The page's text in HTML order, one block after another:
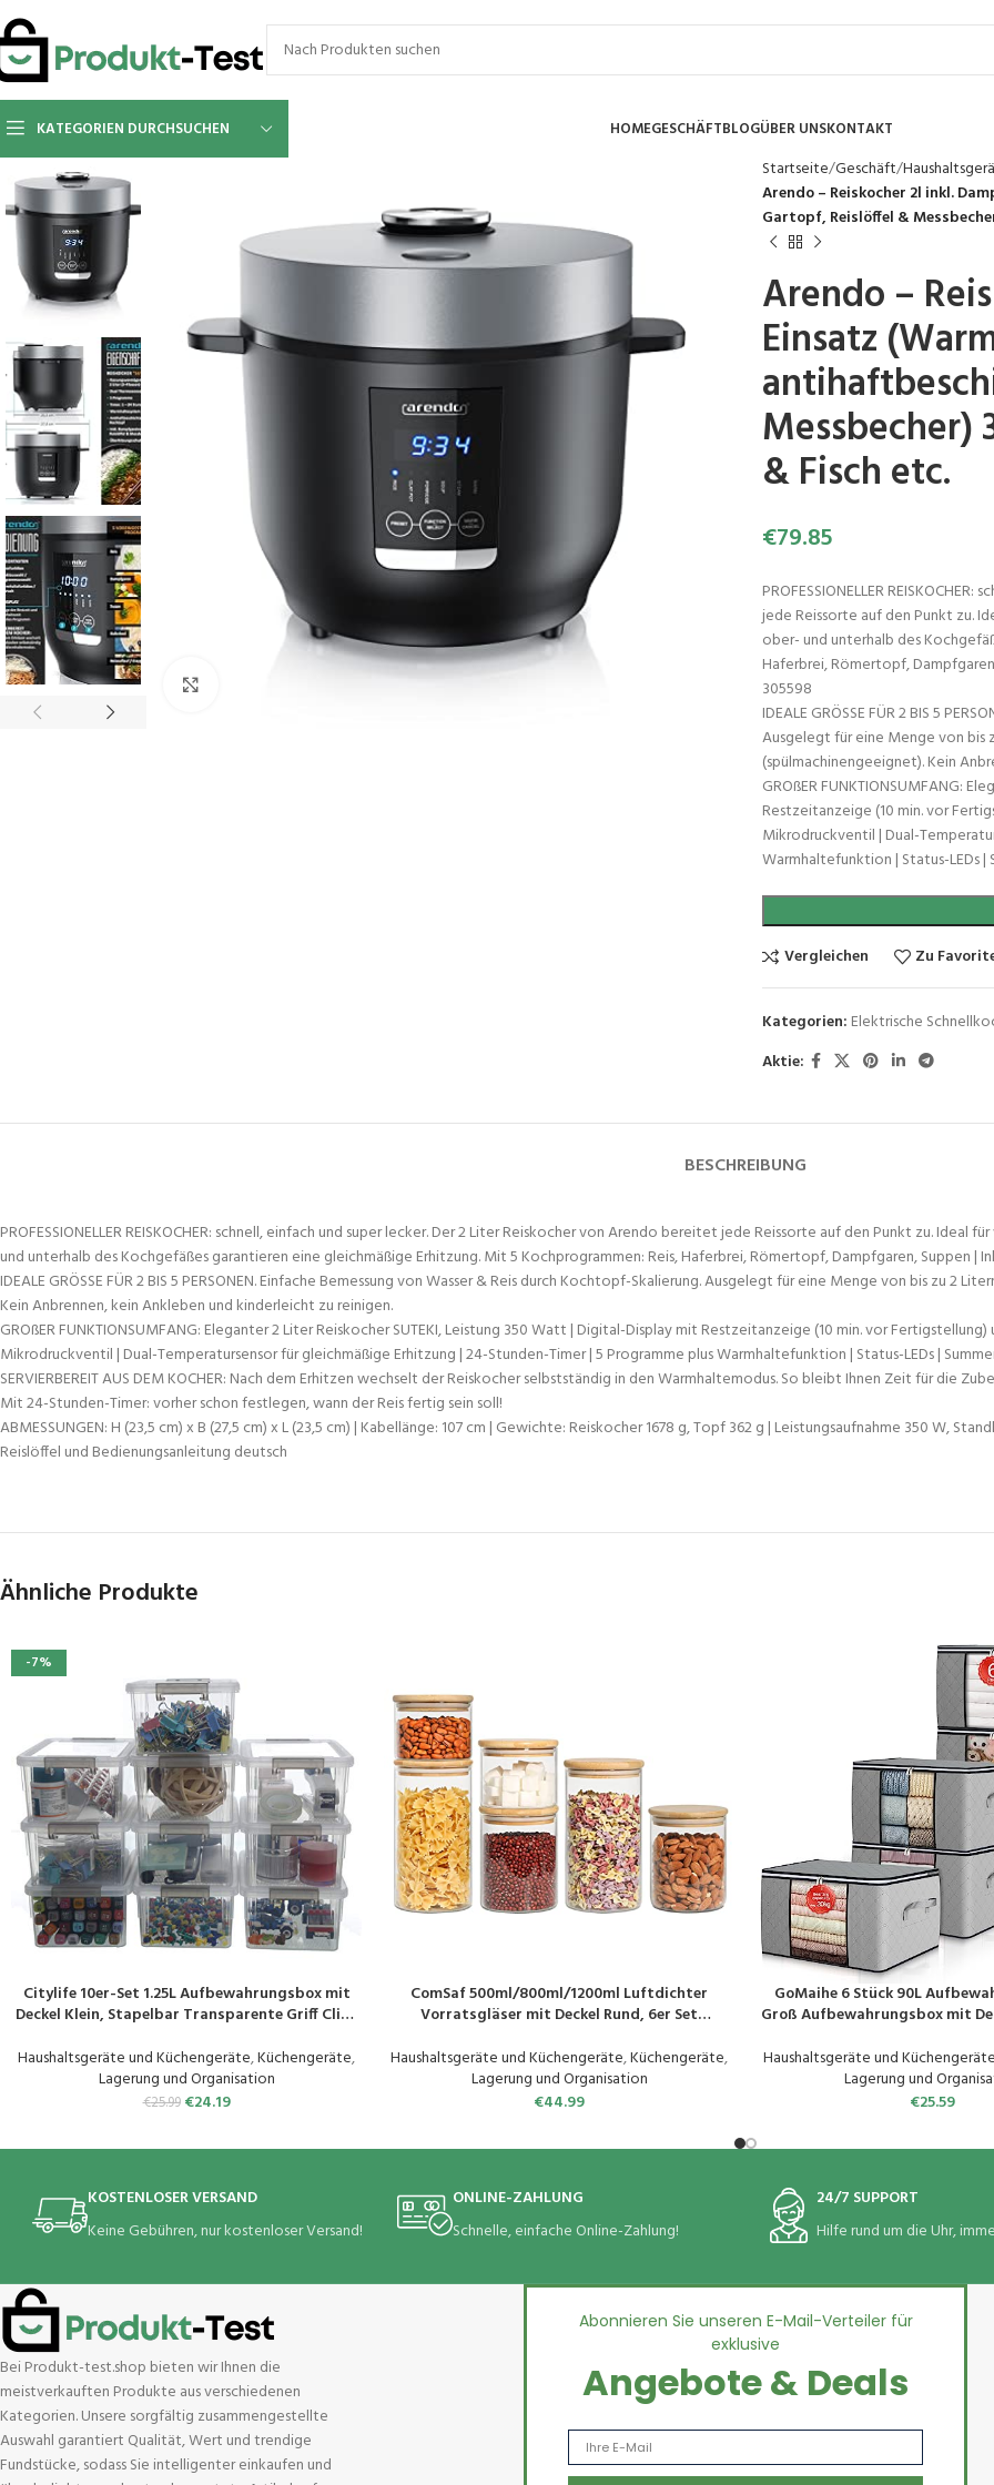
KATEGORIEN DURCHSUCHEN HOMEGESCHÄFTBLOGÜBER UNSKONTAKT
Startseite Geschäft
Arendo – Reiskocher 2l inkl.
Gartopf, Reislöffel &
Arendo –
Einsatz
Messbecher)
& Fisch etc.
€79.85
PROFESSIONELLER
jede Reissorte auf den Punkt zu.
ober- und unterhalb des
Haferbrei, Römertopf,
305598
IDEALE GRÖSSE FÜR 2 BIS 5
Ausgelegt für eine Menge von
(spülmachinengeeignet). Kein
GROßER FUNKTIONSUMFANG:
Restzeitanzeige (10 min. vor
Mikrodruckventil | Dual-
Warmhaltefunktion | Status-LEDs
Vergleichen Zu
Kategorien: Elektrische
Aktie:
BESCHREIBUNG
PROFESSIONELLER REISKOCHER: schnell, einfach und super lecker. Der 2 Liter Reiskocher von Arendo bereitet jede Reissorte auf den Punkt zu. Ideal
und unterhalb des Kochgefäßes garantieren eine gleichmäßige Erhitzung. Mit 5 Kochprogrammen: Reis, Haferbrei, Römertopf, Dampfgaren, Suppen |
IDEALE GRÖSSE FÜR 2 BIS 5 PERSONEN. Einfache Bemessung von Wasser & Reis durch Kochtopf-Skalierung. Ausgelegt für eine Menge von bis zu
Kein Anbrennen, kein Ankleben und kinderleicht zu reinigen.
GROßER FUNKTIONSUMFANG: Eleganter 2 Liter Reiskocher SUTEKI, Leistung 350 Watt | Digital-Display mit Restzeitanzeige (10 min. vor
Mikrodruckventil | Dual-Temperatursensor für gleichmäßige Erhitzung | 24-Stunden-Timer | 5 Programme plus Warmhaltefunktion | Status-LEDs |
SERVIERBEREIT AUS DEM KOCHER: Nach dem Erhitzen wechselt der Reiskocher selbstständig in den Warmhaltemodus. So bleibt Ihnen Zeit für die
Mit 24-Stunden-Timer: vorher schon festlegen, wann der Reis fertig sein soll!
ABMESSUNGEN: H (23,5 cm) x B (27,5 cm) x L (23,5 cm) | Kabellänge: 107 cm | Gewichte: Reiskocher 1678 g, Topf 362 g | Leistungsaufnahme 350 W,
Reislöffel und Bedienungsanleitung deutsch
Ähnliche Produkte
-7%
PRODUKT KAUFEN
Citylife 10er-Set 1.25L Aufbewahrungsbox mit
Deckel Klein, Stapelbar Transparente Griff Clips
für Lego und Bastelsachen gekauft, 17.7 x 13 x
8.2cm
Haushaltsgeräte und Küchengeräte,Küchengeräte,
Lagerung und Organisation
€25.99 €24.19
PRODUKT KAUFEN
ComSaf 500ml/800ml/1200ml Luftdichter
Vorratsgläser mit Deckel Rund, 6er Set
Haushalt Glasbehälter Vorratdosen Set für
Gewürz Spagetti Getreide Bohnen
Haushaltsgeräte und Küchengeräte,Küchengeräte,
Lagerung und Organisation
€44.99
PRODUKT KAUFEN
GoMaihe 6 Stück 90L
Groß Aufbewahrungsbox mit
Bettdecken Kissen
Umzugskartons mit
Haushaltsgeräte und
Lagerung und
€25.59
KOSTENLOSER VERSAND
Keine Gebühren, nur kostenloser Versand!
ONLINE-ZAHLUNG
Schnelle, einfache Online-Zahlung!
24/7 SUPPORT
Hilfe rund um die Uhr,
Bei Produkt-test.shop bieten wir Ihnen die
meistverkauften Produkte aus verschiedenen
Kategorien. Unsere sorgfältig zusammengestellte
Auswahl garantiert Qualität, Wert und trendige
Fundstücke, sodass Sie intelligenter einkaufen und
Abonnieren Sie unseren E-Mail-Verteiler für
exklusive
Angebote & Deals